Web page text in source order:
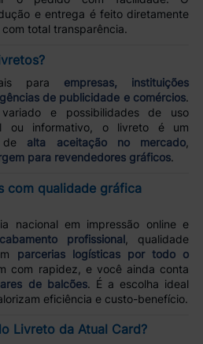
e entrega é feito diretamente
com total transparência.
para empresas, instituições
de publicidade e comércios.
e possibilidades de uso
ou informativo, o livreto é um
de alta aceitação no mercado
para revendedores gráficos.
com qualidade gráfica
nacional em impressão online e
profissional , qualidade
parcerias logísticas por todo o
com rapidez, e você ainda conta
de balcões. É a escolha ideal
eficiência e custo-benefício.
Livreto da Atual Card?